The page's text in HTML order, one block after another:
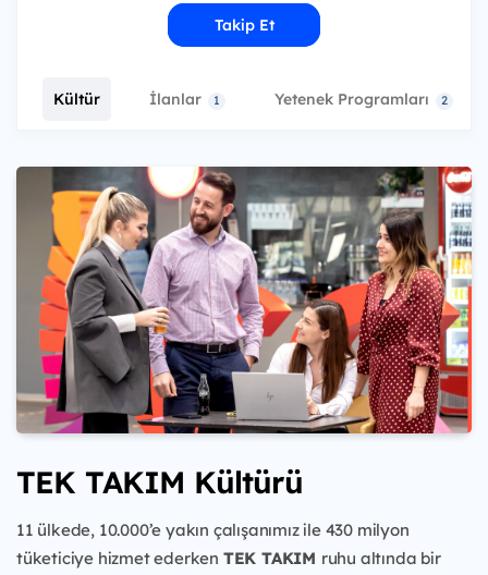
Takip Et
Kültür İlanlar 1 Yetenek Programları 2
TEK TAKIM Kültürü
11 ülkede, 10.000’e yakın çalışanımız ile 430 milyon
tüketiciye hizmet ederken TEK TAKIM ruhu altında bir